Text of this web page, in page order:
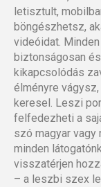
letisztult,
böngészhetsz,
videóidat.
biztonságosan
kikapcsolódás
élményre
keresel. Leszi
felfedezheti a
szó magyar vagy
minden
visszatérjen
– a leszbi szex